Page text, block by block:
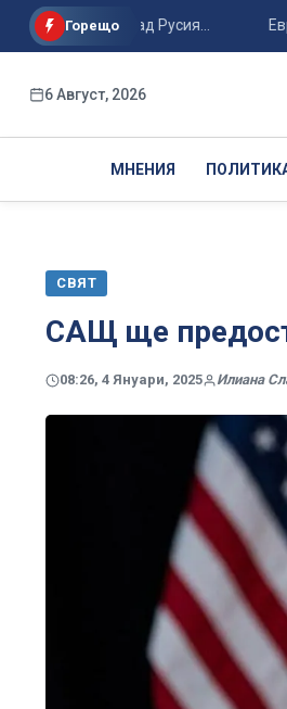
Горещо
победа над Русия...
6 Август, 2026
МНЕНИЯ
СВЯТ
САЩ ще
08:26, 4 Януари, 2025 Илиана